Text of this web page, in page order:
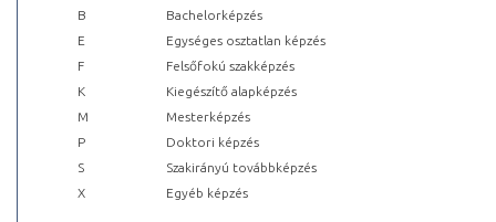
B
Bachelorképzés
E
Egységes osztatlan képzés
F
Felsőfokú szakképzés
K
Kiegészítő alapképzés
M
Mesterképzés
P
Doktori képzés
S
Szakirányú továbbképzés
X
Egyéb képzés